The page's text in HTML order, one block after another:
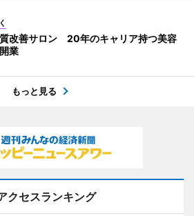
改善サロン 20年のキャリア持つ美容
業
もっと見る
クセスランキング